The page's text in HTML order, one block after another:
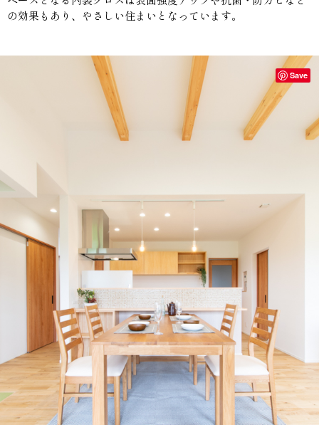
の効果もあり、やさしい住まいとなっています。
Save